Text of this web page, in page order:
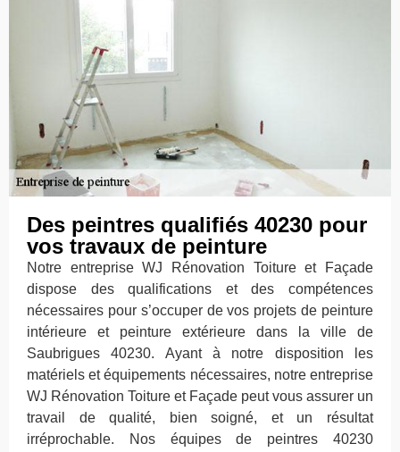
Des peintres qualifiés 40230 pour
vos travaux de peinture
Notre entreprise WJ Rénovation Toiture et Façade
dispose des qualifications et des compétences
nécessaires pour s’occuper de vos projets de peinture
intérieure et peinture extérieure dans la ville de
Saubrigues 40230. Ayant à notre disposition les
matériels et équipements nécessaires, notre entreprise
WJ Rénovation Toiture et Façade peut vous assurer un
travail de qualité, bien soigné, et un résultat
irréprochable. Nos équipes de peintres 40230